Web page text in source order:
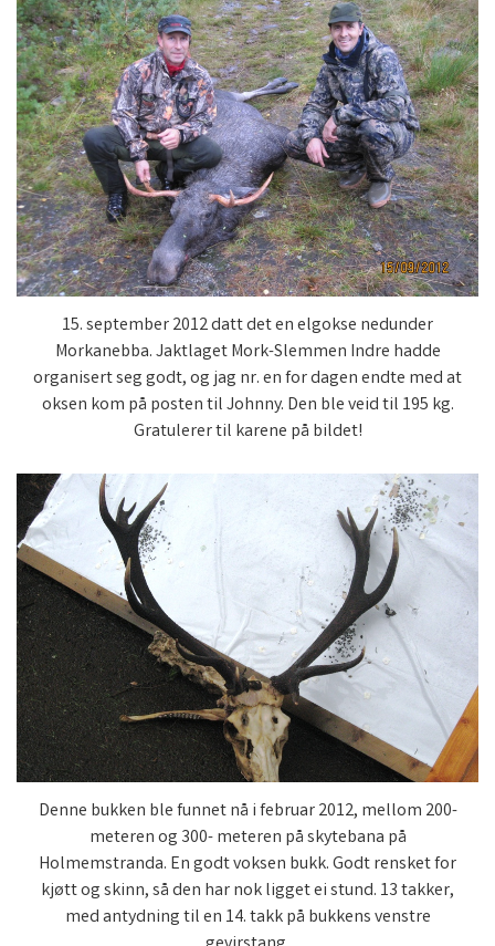
15. september 2012 datt det en elgokse nedunder
Morkanebba. Jaktlaget Mork-Slemmen Indre hadde
organisert seg godt, og jag nr. en for dagen endte med at
oksen kom på posten til Johnny. Den ble veid til 195 kg.
Gratulerer til karene på bildet!
Denne bukken ble funnet nå i februar 2012, mellom 200-
meteren og 300- meteren på skytebana på
Holmemstranda. En godt voksen bukk. Godt rensket for
kjøtt og skinn, så den har nok ligget ei stund. 13 takker,
med antydning til en 14. takk på bukkens venstre